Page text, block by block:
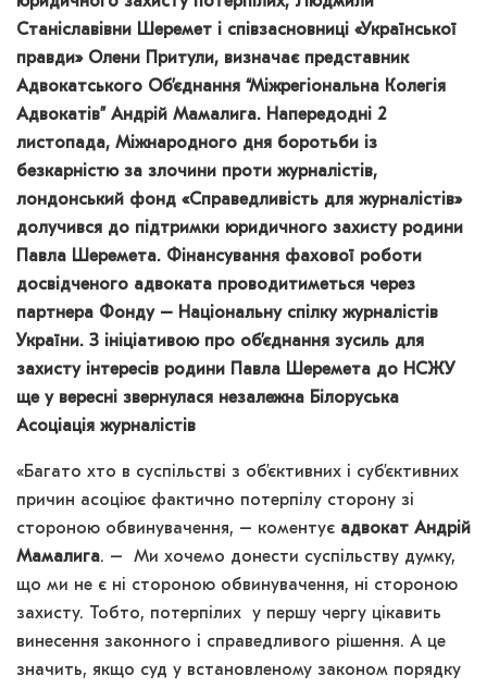
Станіславівни Шеремет і співзасновниці «Української
правди» Олени Притули, визначає представник
Адвокатського Об’єднання “Міжрегіональна Колегія
Адвокатів” Андрій Мамалига. Напередодні 2
листопада, Міжнародного дня боротьби із
безкарністю за злочини проти журналістів,
лондонський фонд «Справедливість для журналістів»
долучився до підтримки юридичного захисту родини
Павла Шеремета. Фінансування фахової роботи
досвідченого адвоката проводитиметься через
партнера Фонду – Національну спілку журналістів
України. З ініціативою про об’єднання зусиль для
захисту інтересів родини Павла Шеремета до НСЖУ
ще у вересні звернулася незалежна Білоруська
Асоціація журналістів
«Багато хто в суспільстві з об’єктивних і суб’єктивних
причин асоціює фактично потерпілу сторону зі
стороною обвинувачення, – коментує адвокат Андрій
Мамалига. – Ми хочемо донести суспільству думку,
що ми не є ні стороною обвинувачення, ні стороною
захисту. Тобто, потерпілих у першу чергу цікавить
винесення законного і справедливого рішення. А це
значить, якщо суд у встановленому законом порядку